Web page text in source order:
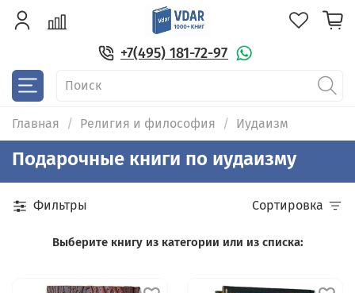
+7(495) 181-72-97
Главная Религия и философия Иудаизм
Подарочные книги по иудаизму
Фильтры Сортировка
Выберите книгу из категории или из списка: